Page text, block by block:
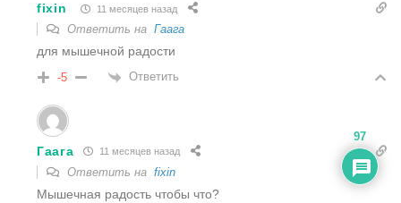
fixin 11 месяцев назад
Ответить на Гаага
для мышечной радости
-5 Ответить
Гаага 11 месяцев назад
Ответить на fixin
Мышечная радость чтобы что?
97